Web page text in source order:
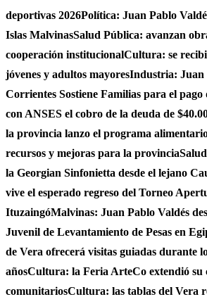
deportivas 2026Política: Juan Pablo
Islas MalvinasSalud Pública: avanzan
cooperación institucionalCultura: se
jóvenes y adultos mayoresIndustria: Juan
Corrientes Sostiene Familias para el
con ANSES el cobro de la deuda de
la provincia lanzo el programa
recursos y mejoras para la provincia
la Georgian Sinfonietta desde el lejano
vive el esperado regreso del Torneo
ItuzaingóMalvinas: Juan Pablo Valdés
Juvenil de Levantamiento de Pesas en
de Vera ofrecerá visitas guiadas durante
añosCultura: la Feria ArteCo extendió su
comunitariosCultura: las tablas del Vera